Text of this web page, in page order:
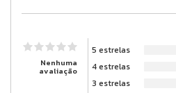
Nenhuma
avaliação
5 estrelas
4 estrelas
3 estrelas